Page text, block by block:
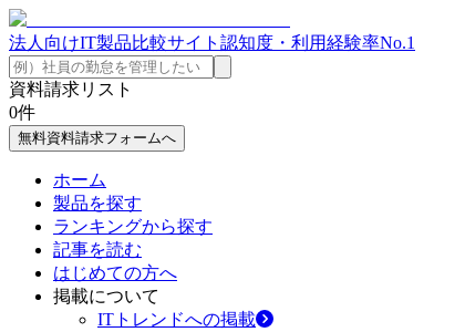
法人向けIT製品比較サイト 認知度・利用経験率No.1
資料請求リスト
0件
無料資料請求フォームへ
ホーム
製品を探す
ランキングから探す
記事を読む
はじめての方へ
掲載について
ITトレンドへの掲載